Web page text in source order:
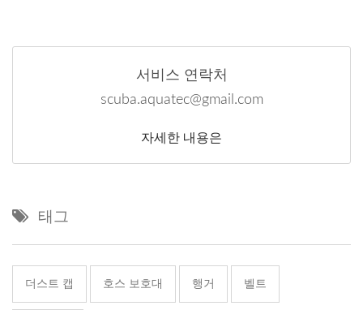
서비스 연락처
scuba.aquatec@gmail.com
자세한 내용은
태그
더스트 캡 호스 보호대 행거 벨트